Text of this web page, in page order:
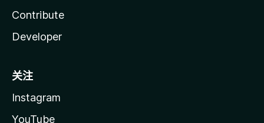
Contribute
Developer
关注
Instagram
YouTube